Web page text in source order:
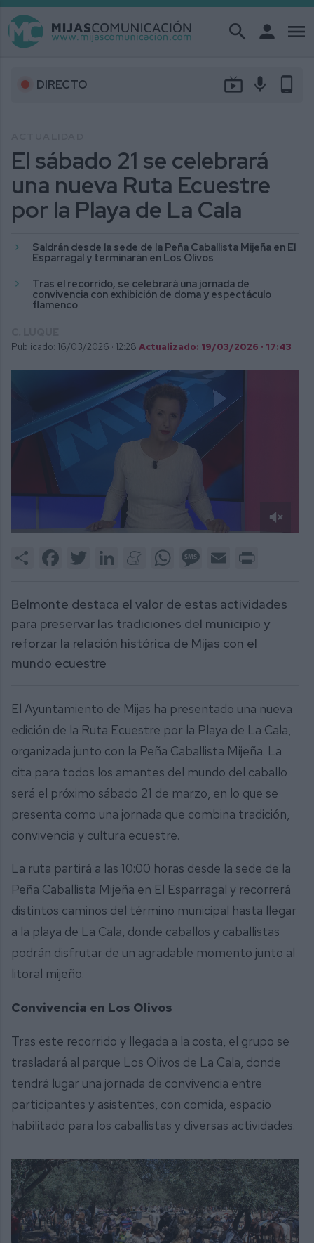
search person menu
DIRECTO live_tv mic phone_android
El sábado 21 se celebrará
una nueva Ruta Ecuestre
por la Playa de La Cala
Saldrán desde la sede de la Peña Caballista Mijeña en El
Esparragal y terminarán en Los Olivos
Tras el recorrido, se celebrará una jornada de
convivencia con exhibición de doma y espectáculo
flamenco
Publicado: 16/03/2026 · 12:28 Actualizado: 19/03/2026 · 17:43
2
Share FacebookTwitter LinkedInMeneameWhatsAppMessage
Email
Belmonte destaca el valor de estas actividades
para preservar las tradiciones del municipio y
reforzar la relación histórica de Mijas con el
mundo ecuestre
El Ayuntamiento de Mijas ha presentado una nueva
edición de la Ruta Ecuestre por la Playa de La Cala,
organizada junto con la Peña Caballista Mijeña. La
cita para todos los amantes del mundo del caballo
será el próximo sábado 21 de marzo, en lo que se
presenta como una jornada que combina tradición,
convivencia y cultura ecuestre.
La ruta partirá a las 10:00 horas desde la sede de la
Peña Caballista Mijeña en El Esparragal y recorrerá
distintos caminos del término municipal hasta llegar
a la playa de La Cala, donde caballos y caballistas
podrán disfrutar de un agradable momento junto al
litoral mijeño.
Convivencia en Los Olivos
Tras este recorrido y llegada a la costa, el grupo se
trasladará al parque Los Olivos de La Cala, donde
tendrá lugar una jornada de convivencia entre
participantes y asistentes, con comida, espacio
habilitado para los caballistas y diversas actividades.